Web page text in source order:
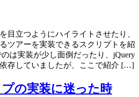
目立つようにハイライトさせたり、
ツアーを実装できるスクリプトを紹
は実装が少し面倒だったり、jQuery
存していましたが、ここで紹介 […]
の実装に迷った時